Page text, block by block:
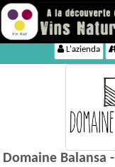
L'azienda
Domaine Balansa